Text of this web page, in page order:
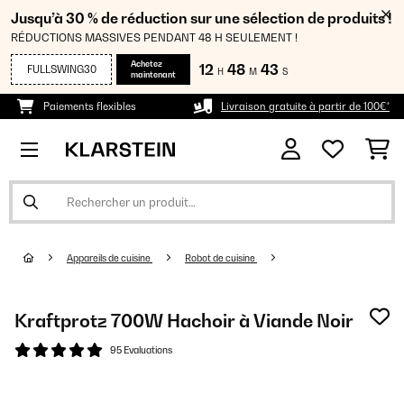
Jusqu’à 30 % de réduction sur une sélection de produits !
RÉDUCTIONS MASSIVES PENDANT 48 H SEULEMENT !
FULLSWING30
Achetez
maintenant
12 H 48 M 43 S
Paiements flexibles Livraison gratuite à partir de 100€*
Appareils de cuisine Robot de cuisine
Kraftprotz 700W Hachoir à Viande Noir
95 Evaluations